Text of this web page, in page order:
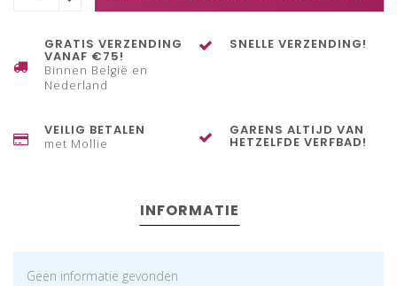
GRATIS VERZENDING
VANAF €75!
Binnen België en
Nederland
SNELLE VERZENDING!
VEILIG BETALEN
met Mollie
GARENS ALTIJD VAN
HETZELFDE VERFBAD!
INFORMATIE
Geen informatie gevonden